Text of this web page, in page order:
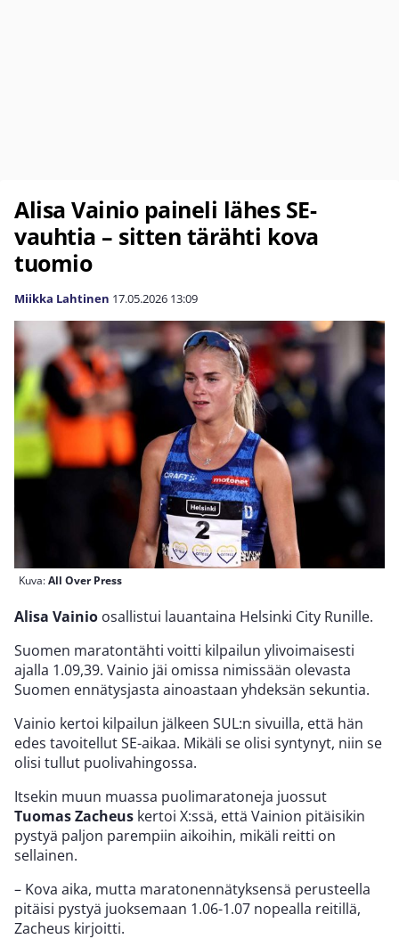
Alisa Vainio paineli lähes SE-
vauhtia – sitten tärähti kova
tuomio
Miikka Lahtinen 17.05.2026 13:09
Kuva:All Over Press
Alisa Vainio osallistui lauantaina Helsinki City Runille.
Suomen maratontähti voitti kilpailun ylivoimaisesti
ajalla 1.09,39. Vainio jäi omissa nimissään olevasta
Suomen ennätysjasta ainoastaan yhdeksän sekuntia.
Vainio kertoi kilpailun jälkeen SUL:n sivuilla, että hän
edes tavoitellut SE-aikaa. Mikäli se olisi syntynyt, niin se
olisi tullut puolivahingossa.
Itsekin muun muassa puolimaratoneja juossut
Tuomas Zacheus kertoi X:ssä, että Vainion pitäisikin
pystyä paljon parempiin aikoihin, mikäli reitti on
sellainen.
– Kova aika, mutta maratonennätyksensä perusteella
pitäisi pystyä juoksemaan 1.06-1.07 nopealla reitillä,
Zacheus kirjoitti.